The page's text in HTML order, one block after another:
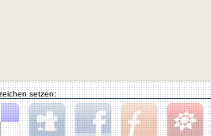
setzen: